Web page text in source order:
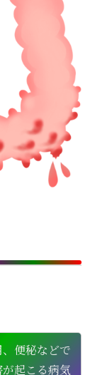
便秘などで
起こる病気